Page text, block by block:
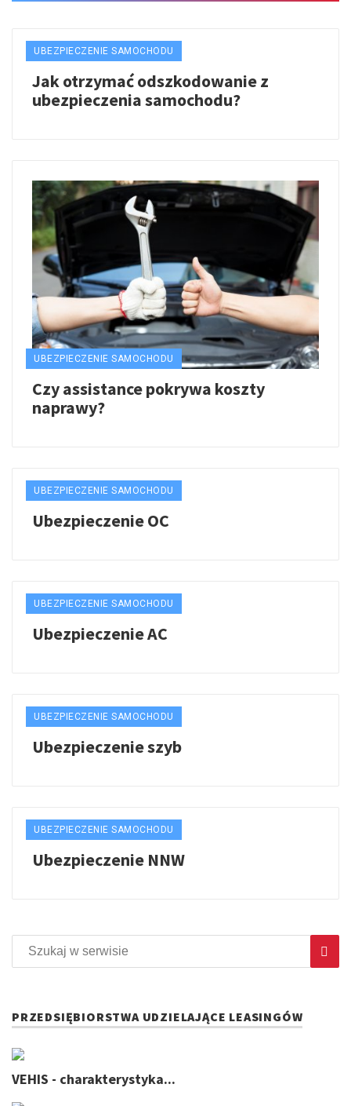
UBEZPIECZENIE SAMOCHODU
Jak otrzymać odszkodowanie z
ubezpieczenia samochodu?
UBEZPIECZENIE SAMOCHODU
Czy assistance pokrywa koszty
naprawy?
UBEZPIECZENIE SAMOCHODU
Ubezpieczenie OC
UBEZPIECZENIE SAMOCHODU
Ubezpieczenie AC
UBEZPIECZENIE SAMOCHODU
Ubezpieczenie szyb
UBEZPIECZENIE SAMOCHODU
Ubezpieczenie NNW
PRZEDSIĘBIORSTWA UDZIELAJĄCE LEASINGÓW
VEHIS - charakterystyka...